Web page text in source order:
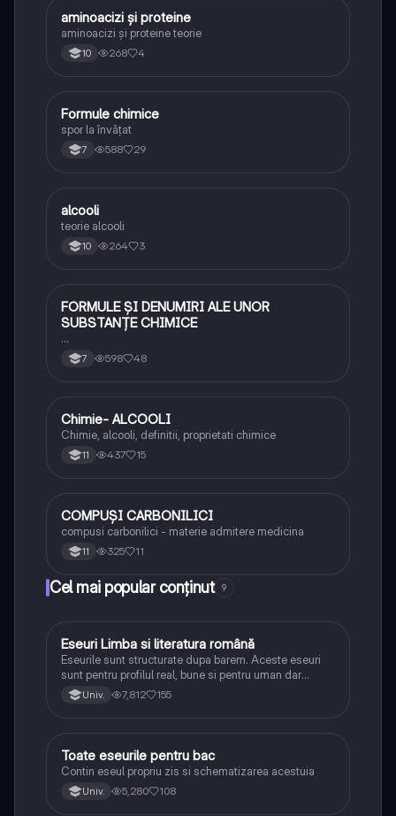
Chimie
aminoacizi și proteine
aminoacizi și proteine teorie
10 268 4
Chimie
Formule chimice
spor la învățat
7 588 29
Chimie
alcooli
teorie alcooli
10 264 3
Chimie
FORMULE ȘI DENUMIRI ALE UNOR
SUBSTANȚE CHIMICE
…
7 598 48
Chimie
Chimie- ALCOOLI
Chimie, alcooli, definitii, proprietati chimice
11 437 15
Chimie
COMPUȘI CARBONILICI
compusi carbonilici - materie admitere medicina
11 325 11
Cel mai popular conținut 9
Limba și literatura română
Eseuri Limba si literatura română
Eseurile sunt structurate dupa barem. Aceste eseuri
sunt pentru profilul real, bune si pentru uman dar
lipsesc relatiile dintre personaje si caracrerizarile.
Univ. 7,812 155
Limba și literatura română
Toate eseurile pentru bac
Contin eseul propriu zis si schematizarea acestuia
Univ. 5,280 108